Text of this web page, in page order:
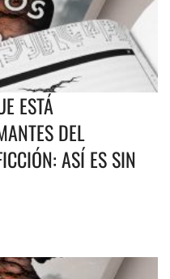
ESTÁ
DEL
ASÍ ES SIN